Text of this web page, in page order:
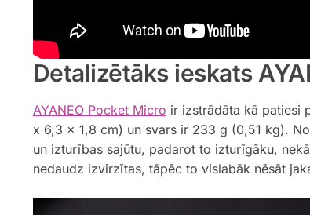
Detalizētāks ieskats
AYANEO Pocket Micro ir izstrādāta kā patiesi
x 6,3 x 1,8 cm) un svars ir 233 g (0,51 kg).
un izturības sajūtu, padarot to izturīgāku,
nedaudz izvirzītas, tāpēc to vislabāk nēsāt